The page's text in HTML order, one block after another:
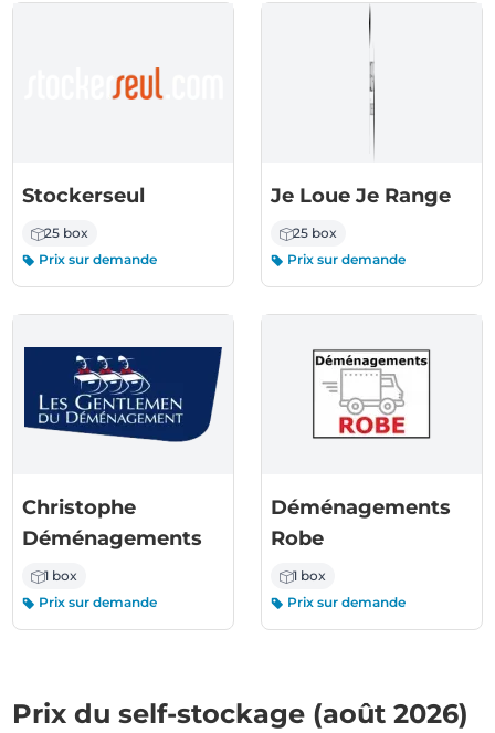
Stockerseul
25 box
Prix sur demande
Je Loue Je Range
25 box
Prix sur demande
Christophe
Déménagements
1 box
Prix sur demande
Déménagements
Robe
1 box
Prix sur demande
Prix du self-stockage (août 2026)